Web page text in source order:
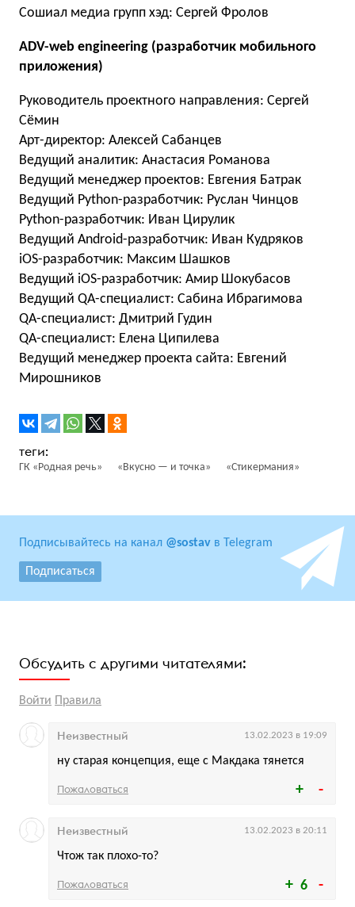
Сошиал медиа групп хэд: Сергей Фролов
ADV-web engineering (разработчик мобильного
приложения)
Руководитель проектного направления: Сергей
Сёмин
Арт-директор: Алексей Сабанцев
Ведущий аналитик: Анастасия Романова
Ведущий менеджер проектов: Евгения Батрак
Ведущий Python-разработчик: Руслан Чинцов
Python-разработчик: Иван Цирулик
Ведущий Android-разработчик: Иван Кудряков
iOS-разработчик: Максим Шашков
Ведущий iOS-разработчик: Амир Шокубасов
Ведущий QA-специалист: Cабина Ибрагимова
QA-специалист: Дмитрий Гудин
QA-специалист: Елена Ципилева
Ведущий менеджер проекта сайта: Евгений
Мирошников
ГК «Родная речь» «Вкусно — и точка» «Стикермания»
Подписывайтесь на канал @sostav в Telegram
Подписаться
Обсудить с другими читателями:
Войти Правила
ну старая концепция, еще с Макдака тянется
Неизвестный 13.02.2023 в 19:09
Пожаловаться
6
Чтож так плохо-то?
Неизвестный 13.02.2023 в 20:11
Пожаловаться